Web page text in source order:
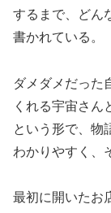
するまで、どん
書かれている。
ダメダメだった
くれる宇宙さん
という形で、物
わかりやすく、
最初に開いたお